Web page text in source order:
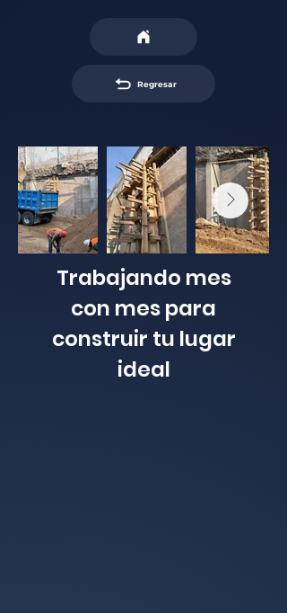
Regresar
Trabajando mes
con mes para
construir tu lugar
ideal